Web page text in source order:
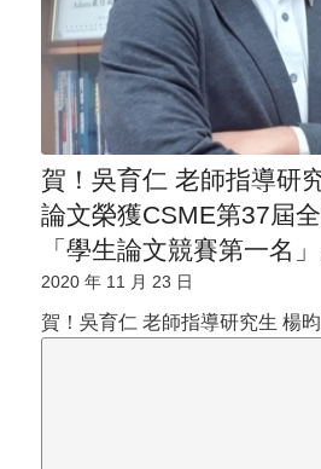
賀！吳育仁 老師指導研
論文榮獲CSME第37屆
「學生論文競賽第一名」
2020 年 11 月 23 日
賀！吳育仁 老師指導研究生 楊